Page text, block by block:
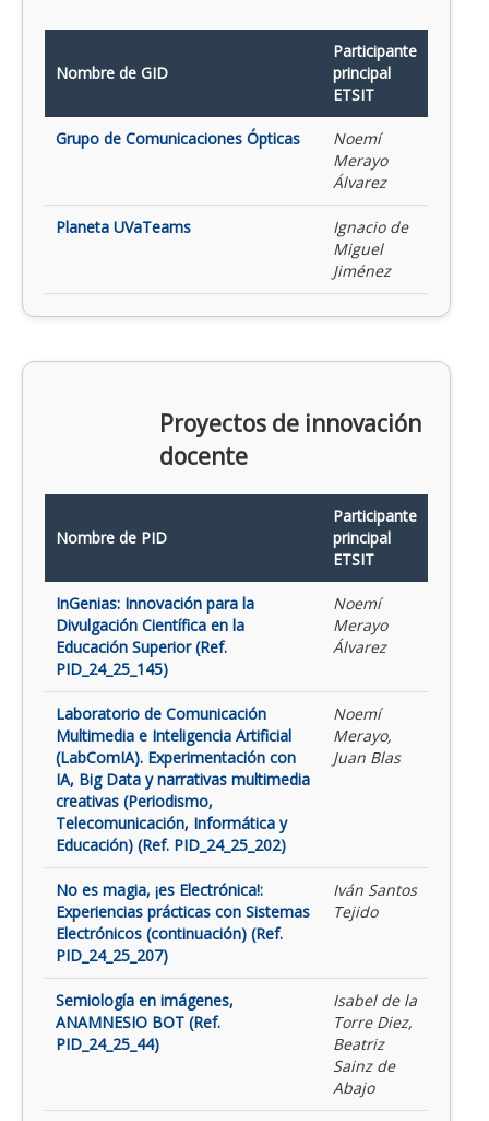
Nombre de GID
Participante
principal
ETSIT
Grupo de Comunicaciones Ópticas
Noemí
Merayo
Álvarez
Planeta UVaTeams
Ignacio de
Miguel
Jiménez
Proyectos de innovación
docente
Nombre de PID
Participante
principal
ETSIT
InGenias: Innovación para la
Divulgación Científica en la
Educación Superior (Ref.
PID_24_25_145)
Noemí
Merayo
Álvarez
Laboratorio de Comunicación
Multimedia e Inteligencia Artificial
(LabComIA). Experimentación con
IA, Big Data y narrativas multimedia
creativas (Periodismo,
Telecomunicación, Informática y
Educación) (Ref. PID_24_25_202)
Noemí
Merayo,
Juan Blas
No es magia, ¡es Electrónica!:
Experiencias prácticas con Sistemas
Electrónicos (continuación) (Ref.
PID_24_25_207)
Iván Santos
Tejido
Semiología en imágenes,
ANAMNESIO BOT (Ref.
PID_24_25_44)
Isabel de la
Torre Diez,
Beatriz
Sainz de
Abajo